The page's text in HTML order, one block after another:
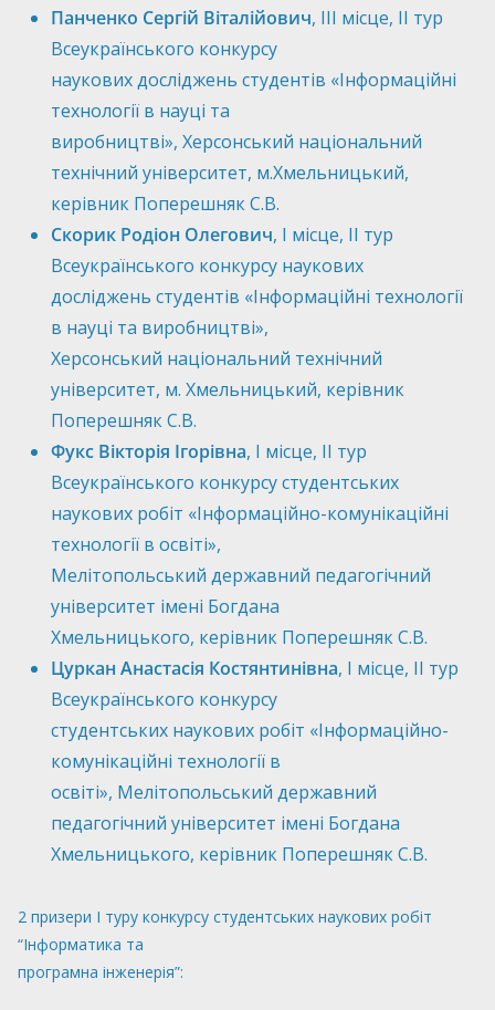
Панченко Сергій Віталійович, ІІІ місце, ІІ тур
Всеукраїнського конкурсу
наукових досліджень студентів «Інформаційні
технології в науці та
виробництві», Херсонський національний
технічний університет, м.Хмельницький,
керівник Поперешняк С.В.
Скорик Родіон Олегович, І місце, ІІ тур
Всеукраїнського конкурсу наукових
досліджень студентів «Інформаційні технології
в науці та виробництві»,
Херсонський національний технічний
університет, м. Хмельницький, керівник
Поперешняк С.В.
Фукс Вікторія Ігорівна, І місце, ІІ тур
Всеукраїнського конкурсу студентських
наукових робіт «Інформаційно-комунікаційні
технології в освіті»,
Мелітопольський державний педагогічний
університет імені Богдана
Хмельницького, керівник Поперешняк С.В.
Цуркан Анастасія Костянтинівна, І місце, ІІ тур
Всеукраїнського конкурсу
студентських наукових робіт «Інформаційно-
комунікаційні технології в
освіті», Мелітопольський державний
педагогічний університет імені Богдана
Хмельницького, керівник Поперешняк С.В.
2 призери І туру конкурсу студентських наукових робіт
“Інформатика та
програмна інженерія”: